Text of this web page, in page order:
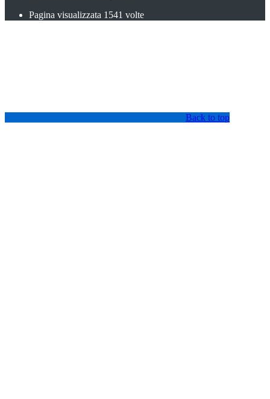
Pagina visualizzata 1541 volte
Back to top